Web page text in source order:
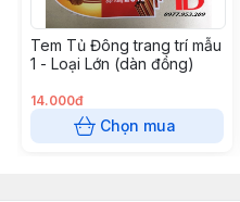
Tem Tủ Đông trang trí mẫu
1 - Loại Lớn (dàn đồng)
14.000đ
Chọn mua